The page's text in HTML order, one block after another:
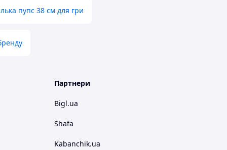
пупс 38 см для гри
Партнери
Bigl.ua
Shafa
Kabanchik.ua